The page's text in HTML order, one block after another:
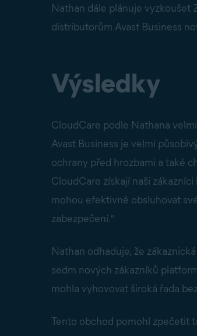
Nathan dále plánuje vyzkoušet
distributorům Avast Business
Výsledky
CloudCare podle Nathana
Avast Business je velmi
ochrany před hrozbami a také
CloudCare získají naši
mohou efektivně obsluhovat
zabezpečení.“
Nathan odhaduje, že
sedm nových zákazníků
mohla vyhovovat široká řada
Tento obchod pomohl zpečetit